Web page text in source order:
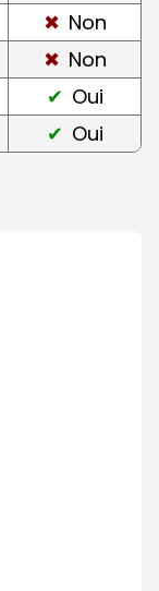
Non
Non
Oui
Oui